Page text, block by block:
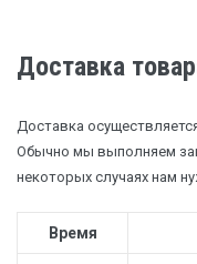
Доставка
Доставка
Обычно мы выполняем
некоторых случаях нам
Время